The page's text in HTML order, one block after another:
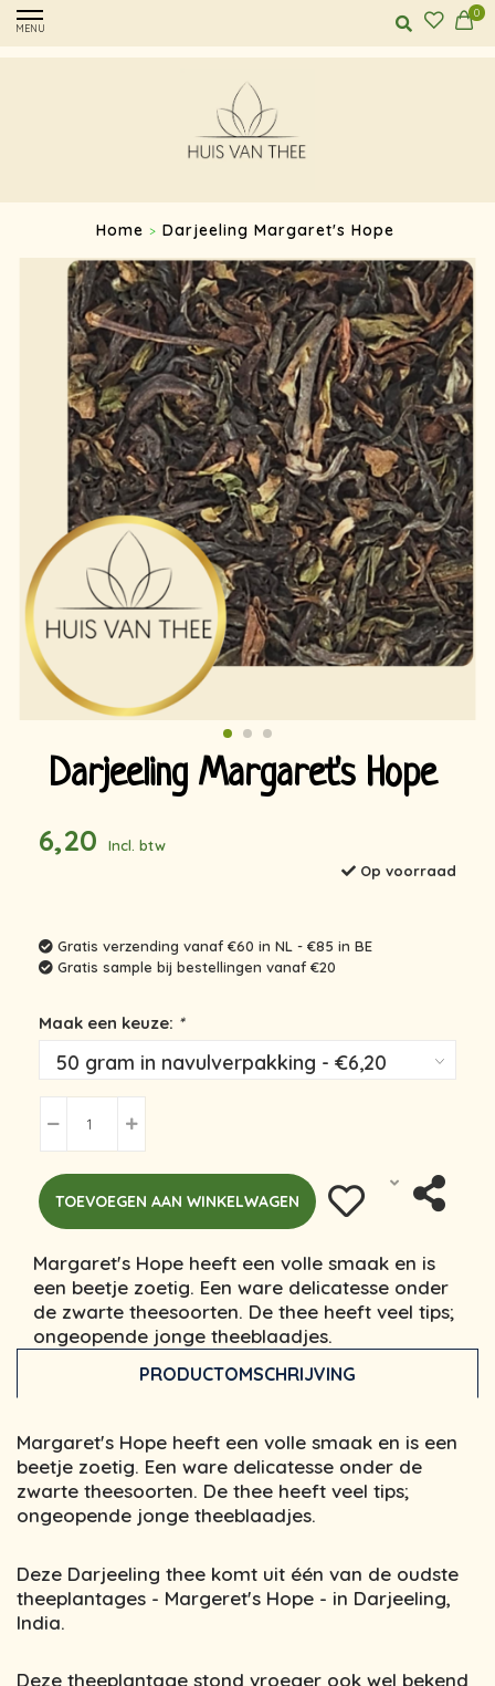
MENU
0
Home > Darjeeling Margaret's Hope
Darjeeling Margaret's Hope
6,20
Incl. btw
Op voorraad
Gratis verzending vanaf €60 in NL - €85 in BE
Gratis sample bij bestellingen vanaf €20
Maak een keuze: *
TOEVOEGEN AAN WINKELWAGEN
Margaret's Hope heeft een volle smaak en is
een beetje zoetig. Een ware delicatesse onder
de zwarte theesoorten. De thee heeft veel tips;
ongeopende jonge theeblaadjes.
PRODUCTOMSCHRIJVING
Margaret's Hope heeft een volle smaak en is een
beetje zoetig. Een ware delicatesse onder de
zwarte theesoorten. De thee heeft veel tips;
ongeopende jonge theeblaadjes.
Deze Darjeeling thee komt uit één van de oudste
theeplantages - Margeret's Hope - in Darjeeling,
India.
Deze theeplantage stond vroeger ook wel bekend